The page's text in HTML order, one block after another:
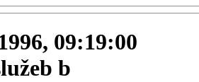
09:19:00
b